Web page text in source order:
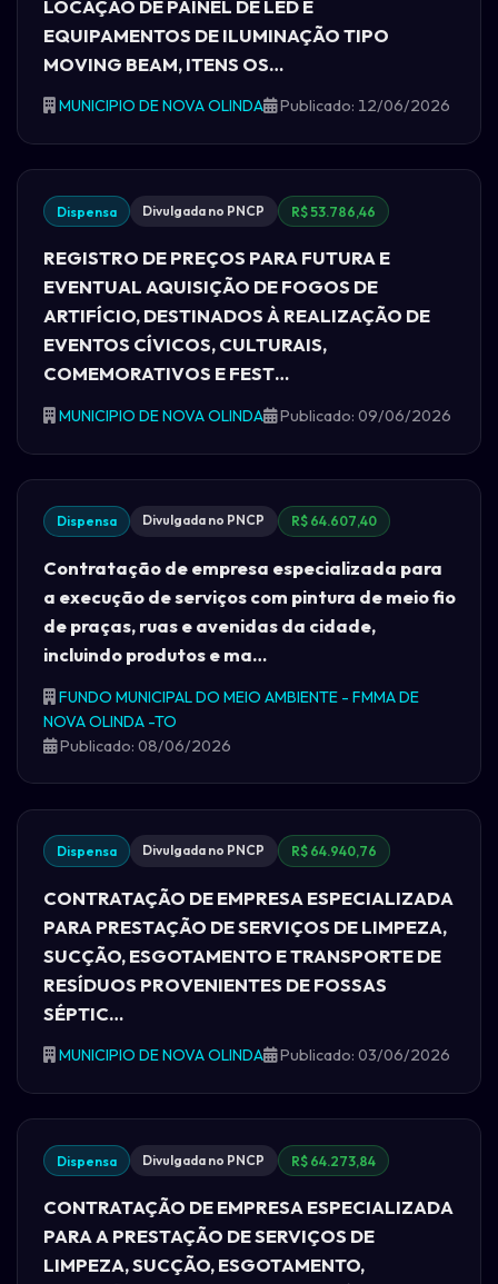
LOCAÇÃO DE PAINEL DE LED E
EQUIPAMENTOS DE ILUMINAÇÃO TIPO
MOVING BEAM, ITENS OS…
MUNICIPIO DE NOVA OLINDA Publicado: 12/06/2026
Dispensa Divulgada no PNCP R$ 53.786,46
REGISTRO DE PREÇOS PARA FUTURA E
EVENTUAL AQUISIÇÃO DE FOGOS DE
ARTIFÍCIO, DESTINADOS À REALIZAÇÃO DE
EVENTOS CÍVICOS, CULTURAIS,
COMEMORATIVOS E FEST…
MUNICIPIO DE NOVA OLINDA Publicado: 09/06/2026
Dispensa Divulgada no PNCP R$ 64.607,40
Contratação de empresa especializada para
a execução de serviços com pintura de meio fio
de praças, ruas e avenidas da cidade,
incluindo produtos e ma…
FUNDO MUNICIPAL DO MEIO AMBIENTE - FMMA DE
NOVA OLINDA -TO
Publicado: 08/06/2026
Dispensa Divulgada no PNCP R$ 64.940,76
CONTRATAÇÃO DE EMPRESA ESPECIALIZADA
PARA PRESTAÇÃO DE SERVIÇOS DE LIMPEZA,
SUCÇÃO, ESGOTAMENTO E TRANSPORTE DE
RESÍDUOS PROVENIENTES DE FOSSAS
SÉPTIC…
MUNICIPIO DE NOVA OLINDA Publicado: 03/06/2026
Dispensa Divulgada no PNCP R$ 64.273,84
CONTRATAÇÃO DE EMPRESA ESPECIALIZADA
PARA A PRESTAÇÃO DE SERVIÇOS DE
LIMPEZA, SUCÇÃO, ESGOTAMENTO,